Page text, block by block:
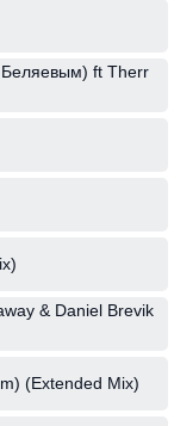
ft Therr
& Daniel Brevik
(Extended Mix)